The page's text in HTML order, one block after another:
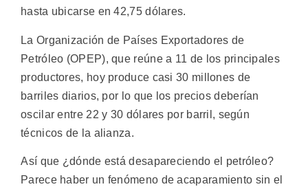
hasta ubicarse en 42,75 dólares.
La Organización de Países Exportadores de
Petróleo (OPEP), que reúne a 11 de los principales
productores, hoy produce casi 30 millones de
barriles diarios, por lo que los precios deberían
oscilar entre 22 y 30 dólares por barril, según
técnicos de la alianza.
Así que ¿dónde está desapareciendo el petróleo?
Parece haber un fenómeno de acaparamiento sin el